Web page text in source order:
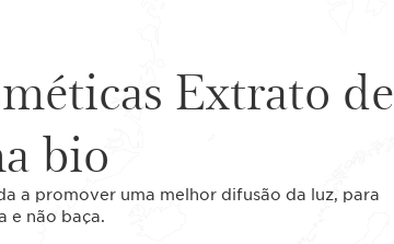
Extrato de
bio
a promover uma melhor difusão da luz, para
e não baça.